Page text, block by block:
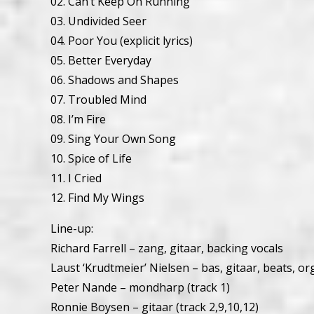
03. Undivided Seer
04. Poor You (explicit lyrics)
05. Better Everyday
06. Shadows and Shapes
07. Troubled Mind
08. I’m Fire
09. Sing Your Own Song
10. Spice of Life
11. I Cried
12. Find My Wings
Line-up:
Richard Farrell – zang, gitaar, backing vocals
Laust ‘Krudtmeier’ Nielsen – bas, gitaar, beats,
Peter Nande – mondharp (track 1)
Ronnie Boysen – gitaar (track 2,9,10,12)